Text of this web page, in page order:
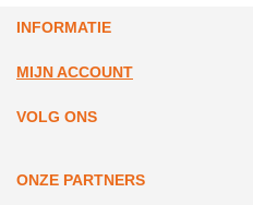
INFORMATIE
MIJN ACCOUNT
VOLG ONS
ONZE PARTNERS